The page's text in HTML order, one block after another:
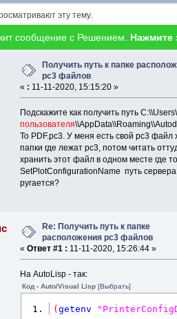
эту тему.
сообщение с Решением. Нажмите
Получить путь к папке
pc3 файлов
« : 11-11-2020, 15:15:20 »
Подскажите как получить путь
пользователя
To PDF.pc3. У меня есть свой pc3 файл
папки где лежат pc3, потом читать
хранить этот файл в одном месте где
SetPlotConfigurationName путь
ругается?
Re: Получить путь к папке
расположения pc3 файлов
« Ответ #1 : 11-11-2020, 15:26:44 »
На AutoLisp - так:
Код - Auto/Visual Lisp [Выбрать]
(getenv